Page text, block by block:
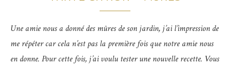
Une amie nous a donné des mûres de son jardin, j’ai l’impression de
me répéter car cela n’est pas la première fois que notre amie nous
en donne. Pour cette fois, j’ai voulu tester une nouvelle recette. Vous